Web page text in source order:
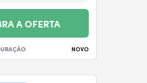
A OFERTA
NOVO